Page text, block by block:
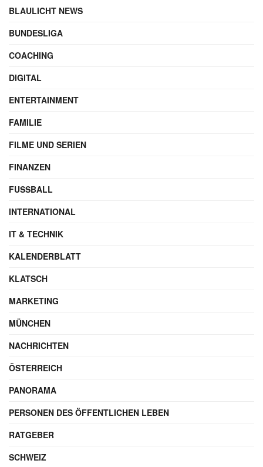
BLAULICHT NEWS
BUNDESLIGA
COACHING
DIGITAL
ENTERTAINMENT
FAMILIE
FILME UND SERIEN
FINANZEN
FUSSBALL
INTERNATIONAL
IT & TECHNIK
KALENDERBLATT
KLATSCH
MARKETING
MÜNCHEN
NACHRICHTEN
ÖSTERREICH
PANORAMA
PERSONEN DES ÖFFENTLICHEN LEBEN
RATGEBER
SCHWEIZ